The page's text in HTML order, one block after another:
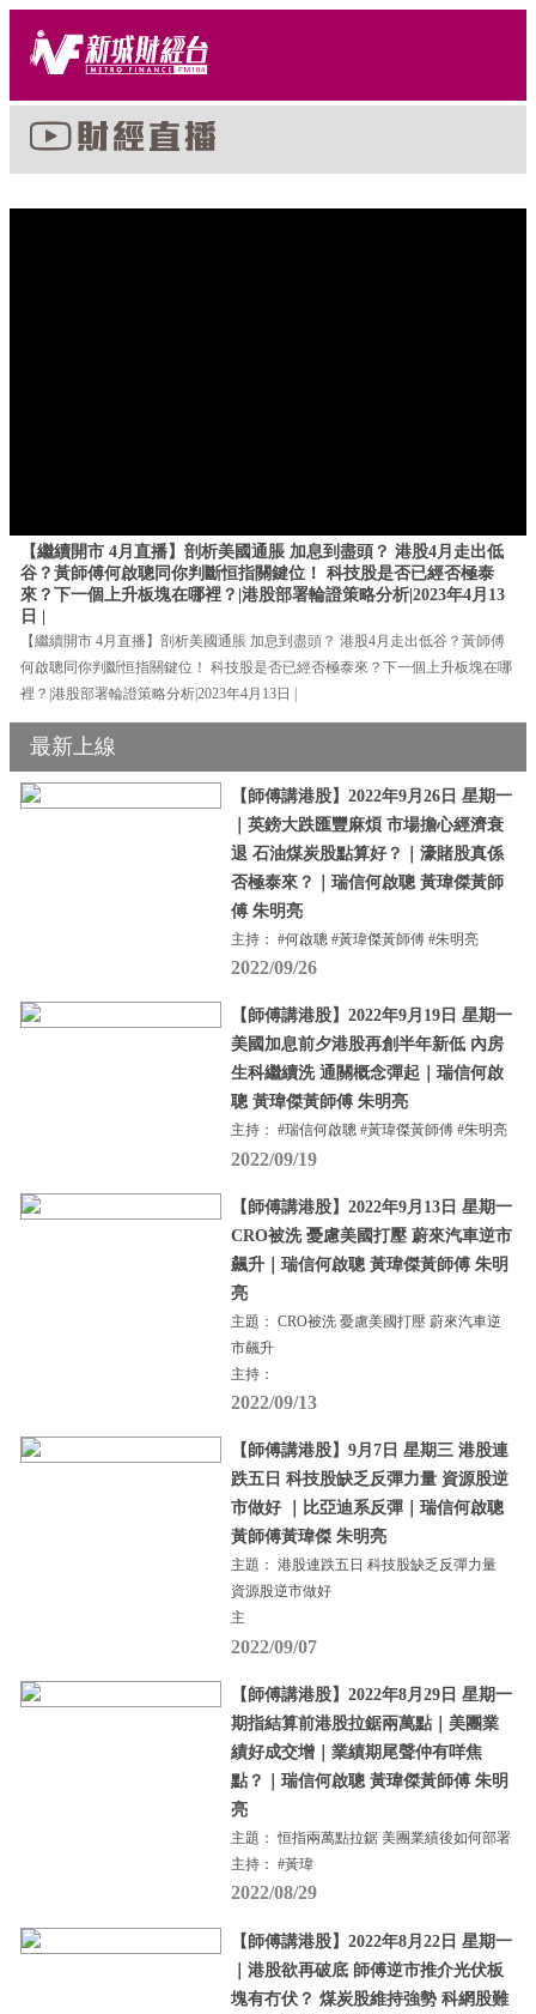
【繼續開市 4月直播】剖析美國通脹 加息到盡頭？ 港股4月走出低
谷？黃師傅何啟聰同你判斷恒指關鍵位！ 科技股是否已經否極泰
來？下一個上升板塊在哪裡？|港股部署輪證策略分析|2023年4月13
日 |
【繼續開市 4月直播】剖析美國通脹 加息到盡頭？ 港股4月走出低谷？黃師傅
何啟聰同你判斷恒指關鍵位！ 科技股是否已經否極泰來？下一個上升板塊在哪
裡？|港股部署輪證策略分析|2023年4月13日 |
最新上線
【師傅講港股】2022年9月26日 星期一
｜英鎊大跌匯豐麻煩 市場擔心經濟衰
退 石油煤炭股點算好？｜濠賭股真係
否極泰來？｜瑞信何啟聰 黃瑋傑黃師
傅 朱明亮
主持： #何啟聰 #黃瑋傑黃師傅 #朱明亮
2022/09/26
【師傅講港股】2022年9月19日 星期一
美國加息前夕港股再創半年新低 內房
生科繼續洗 通關概念彈起｜瑞信何啟
聰 黃瑋傑黃師傅 朱明亮
主持： #瑞信何啟聰 #黃瑋傑黃師傅 #朱明亮
2022/09/19
【師傅講港股】2022年9月13日 星期一
CRO被洗 憂慮美國打壓 蔚來汽車逆市
飆升｜瑞信何啟聰 黃瑋傑黃師傅 朱明
亮
主題： CRO被洗 憂慮美國打壓 蔚來汽車逆
市飆升
主持：
2022/09/13
【師傅講港股】9月7日 星期三 港股連
跌五日 科技股缺乏反彈力量 資源股逆
市做好 ｜比亞迪系反彈｜瑞信何啟聰
黃師傅黃瑋傑 朱明亮
主題： 港股連跌五日 科技股缺乏反彈力量
資源股逆市做好
主
2022/09/07
【師傅講港股】2022年8月29日 星期一
期指結算前港股拉鋸兩萬點｜美團業
績好成交增｜業績期尾聲仲有咩焦
點？｜瑞信何啟聰 黃瑋傑黃師傅 朱明
亮
主題： 恒指兩萬點拉鋸 美團業績後如何部署
主持： #黃瑋
2022/08/29
【師傅講港股】2022年8月22日 星期一
｜港股欲再破底 師傅逆市推介光伏板
塊有冇伏？ 煤炭股維持強勢 科網股難